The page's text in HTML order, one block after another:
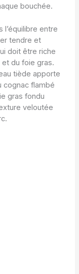
bouchée.
entre
tendre et
doit être riche
du foie gras.
tiède apporte
cognac flambé
gras fondu
veloutée